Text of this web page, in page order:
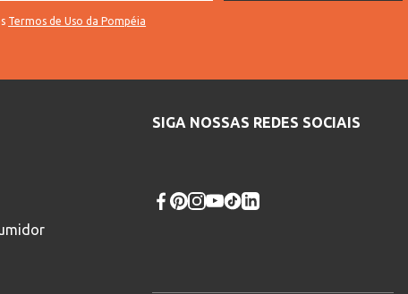
Termos de Uso da Pompéia
SIGA NOSSAS REDES SOCIAIS